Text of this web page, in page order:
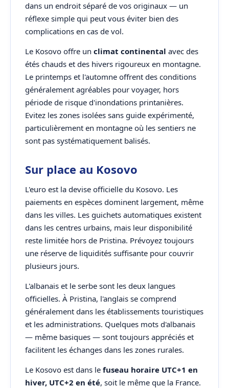
dans un endroit séparé de vos originaux — un
réflexe simple qui peut vous éviter bien des
complications en cas de vol.
Le Kosovo offre un climat continental avec des
étés chauds et des hivers rigoureux en montagne.
Le printemps et l'automne offrent des conditions
généralement agréables pour voyager, hors
période de risque d'inondations printanières.
Evitez les zones isolées sans guide expérimenté,
particulièrement en montagne où les sentiers ne
sont pas systématiquement balisés.
Sur place au Kosovo
L'euro est la devise officielle du Kosovo. Les
paiements en espèces dominent largement, même
dans les villes. Les guichets automatiques existent
dans les centres urbains, mais leur disponibilité
reste limitée hors de Pristina. Prévoyez toujours
une réserve de liquidités suffisante pour couvrir
plusieurs jours.
L'albanais et le serbe sont les deux langues
officielles. À Pristina, l'anglais se comprend
généralement dans les établissements touristiques
et les administrations. Quelques mots d'albanais
— même basiques — sont toujours appréciés et
facilitent les échanges dans les zones rurales.
Le Kosovo est dans le fuseau horaire UTC+1 en
hiver, UTC+2 en été, soit le même que la France.